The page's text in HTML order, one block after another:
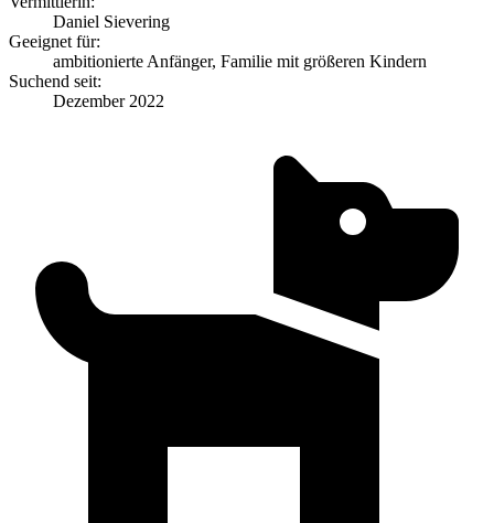
Daniel Sievering
Geeignet für:
ambitionierte Anfänger, Familie mit größeren Kindern
Suchend seit:
Dezember 2022